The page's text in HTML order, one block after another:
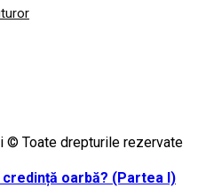
© Toate drepturile rezervate
oarbă? (Partea I)